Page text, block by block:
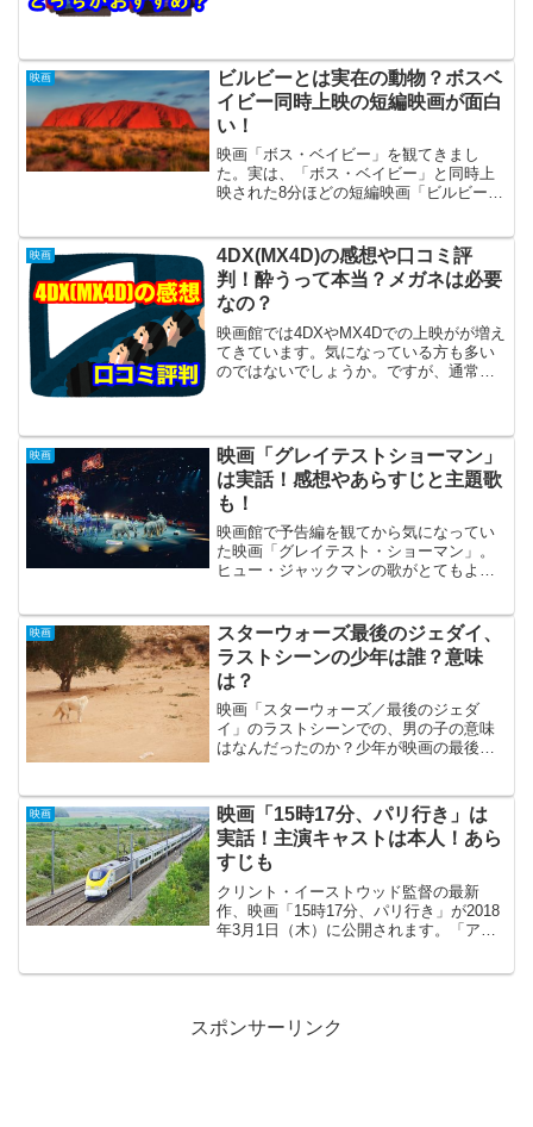
違う映画体...
映画
ビルビーとは実在の動物？ボスベ
イビー同時上映の短編映画が面白
い！
映画「ボス・ベイビー」を観てきまし
た。実は、「ボス・ベイビー」と同時上
映された8分ほどの短編映画「ビルビー」
るのか調べてみると、「実在の動物で珍
獣」だということがわかり...
映画
4DX(MX4D)の感想や口コミ評
判！酔うって本当？メガネは必要
なの？
映画館では4DXやMX4Dでの上映がが増え
てきています。気になっている方も多い
のではないでしょうか。ですが、通常の
す。...
映画
映画「グレイテストショーマン」
は実話！感想やあらすじと主題歌
も！
映画館で予告編を観てから気になってい
た映画「グレイテスト・ショーマン」。
ヒュー・ジャックマンの歌がとてもよか
話を元にした映画って当たりが多いイメ
ージがありますよね。さ...
映画
スターウォーズ最後のジェダイ、
ラストシーンの少年は誰？意味
は？
映画「スターウォーズ／最後のジェダ
イ」のラストシーンでの、男の子の意味
はなんだったのか？少年が映画の最後
とビックリ！あのシーンはどういう意味
だったのか、疑問になった方も多...
映画
映画「15時17分、パリ行き」は
実話！主演キャストは本人！あら
すじも
クリント・イーストウッド監督の最新
作、映画「15時17分、パリ行き」が2018
年3月1日（木）に公開されます。「アメ
スポンサーリンク